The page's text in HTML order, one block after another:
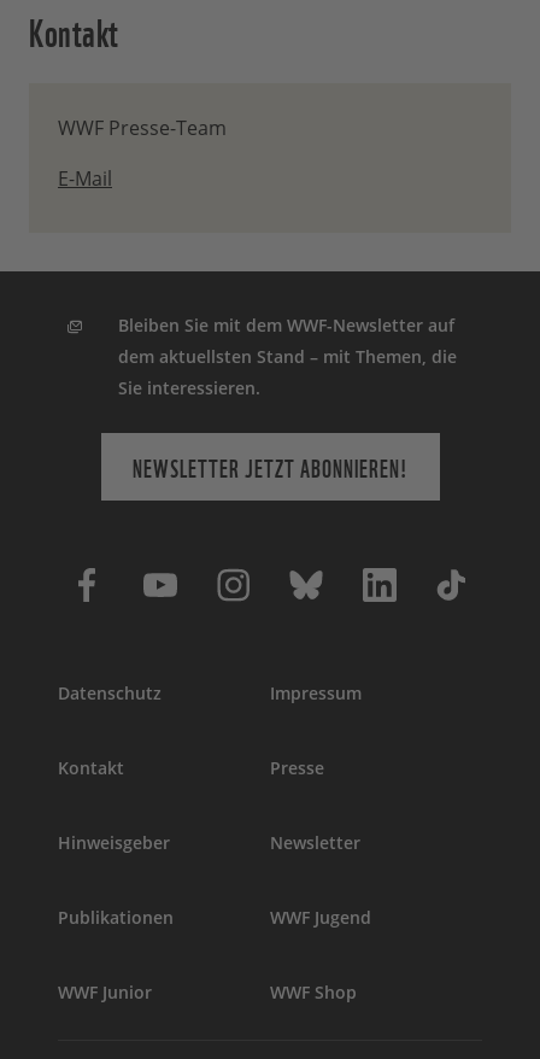
Kontakt
WWF Presse-Team
E-Mail
Bleiben Sie mit dem WWF-Newsletter auf
dem aktuellsten Stand – mit Themen, die
Sie interessieren.
NEWSLETTER JETZT ABONNIEREN!
Datenschutz Impressum
Kontakt Presse
Hinweisgeber Newsletter
Publikationen WWF Jugend
WWF Junior WWF Shop